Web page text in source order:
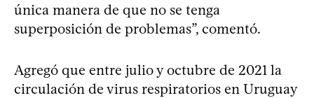
única manera de que no se tenga
superposición de problemas”, comentó.
Agregó que entre julio y octubre de 2021 la
circulación de virus respiratorios en Uruguay